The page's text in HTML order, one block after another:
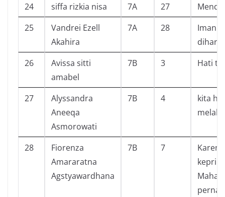
24
siffa rizkia nisa 7A 27
25
Vandrei Ezell
Akahira
7A 28
Iman
26
Avissa sitti
amabel
7B 3 Hati
27
Alyssandra
Aneeqa
Asmorowati
7B 4
kita
28
Fiorenza
Amararatna
Agstyawardhana
7B 7
Maha